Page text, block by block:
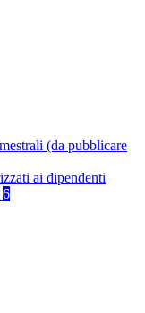
(da pubblicare
ai dipendenti
6